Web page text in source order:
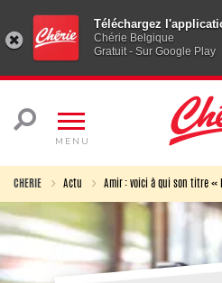
Téléchargez
Chérie Belgique
Gratuit - Sur Google Play
MENU
CHERIE Actu Amir : voici à qui son titre «